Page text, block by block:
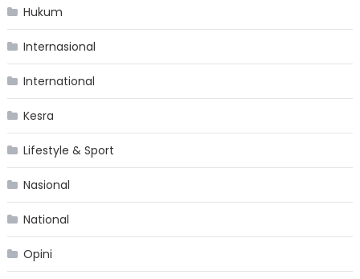
Hukum
Internasional
International
Kesra
Lifestyle & Sport
Nasional
National
Opini